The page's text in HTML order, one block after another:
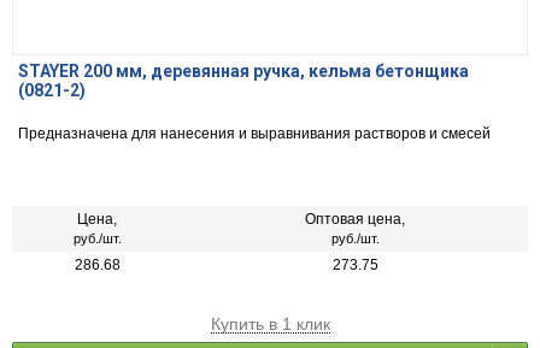
STAYER 200 мм, деревянная ручка, кельма бетонщика
(0821-2)
Предназначена для нанесения и выравнивания растворов и смесей
Цена,
руб./шт.
Оптовая цена,
руб./шт.
286.68 273.75
Купить в 1 клик